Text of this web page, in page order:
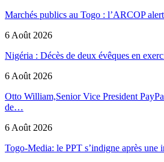
Marchés publics au Togo : l’ARCOP
6 Août 2026
Nigéria : Décès de deux évêques en
6 Août 2026
Otto William,Senior Vice President
de…
6 Août 2026
Togo-Media: le PPT s’indigne après une